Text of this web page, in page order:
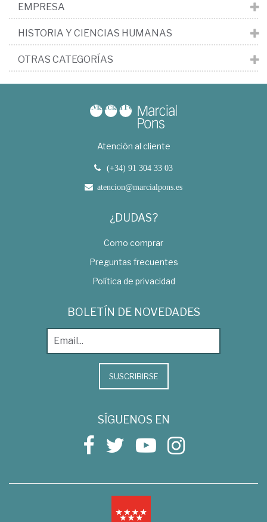
EMPRESA
HISTORIA Y CIENCIAS HUMANAS
OTRAS CATEGORÍAS
Atención al cliente
(+34) 91 304 33 03
atencion@marcialpons.es
¿DUDAS?
Como comprar
Preguntas frecuentes
Política de privacidad
BOLETÍN DE NOVEDADES
SUSCRIBIRSE
SÍGUENOS EN